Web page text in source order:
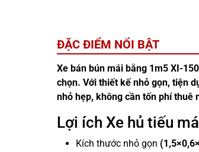
ĐẶC ĐIỂM NỔI BẬT
Xe bán bún mái bằng 1m5 XI-
chọn. Với thiết kế nhỏ gọn, tiện
nhỏ hẹp, không cần tốn phí thuê
Lợi ích Xe hủ tiếu
Kích thước nhỏ gọn